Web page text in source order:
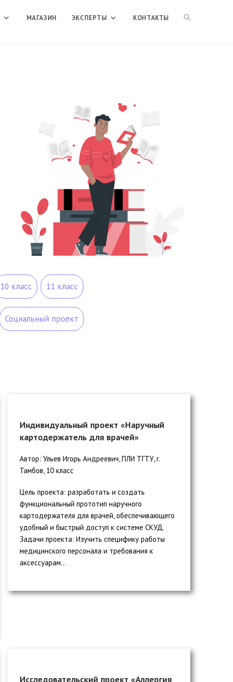
МАГАЗИН ЭКСПЕРТЫ КОНТАКТЫ ПЕРЕКЛЮЧИТЬ
10 класс 11 класс
Социальный проект
Индивидуальный проект «Наручный
картодержатель для врачей»
Автор: Ульев Игорь Андреевич, ПЛИ ТГТУ, г.
Тамбов, 10 класс
Цель проекта: разработать и создать
функциональный прототип наручного
картодержателя для врачей, обеспечивающего
удобный и быстрый доступ к системе СКУД.
Задачи проекта: Изучить специфику работы
медицинского персонала и требования к
аксессуарам...
Исследовательский проект «Аллергия